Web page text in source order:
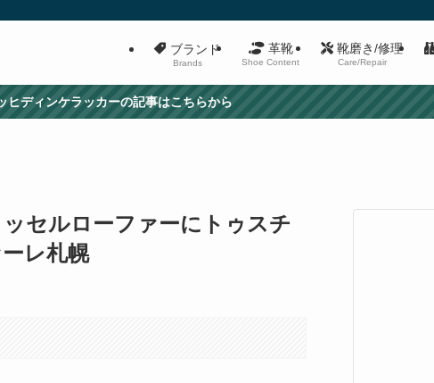
ブランド
Brands
革靴
Shoe Content
靴磨き/修理
Care/Repair
ヒディンケラッカーの記事はこちらから
セルローファーにトゥスチ
レ札幌